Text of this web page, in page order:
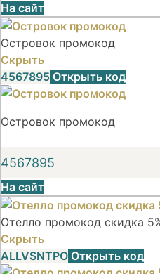
На сайт
Островок промокод
Скрыть
4567895 Открыть код
Островок промокод
4567895
На сайт
Отелло промокод скидка
Скрыть
ALLVSNTPO Открыть код